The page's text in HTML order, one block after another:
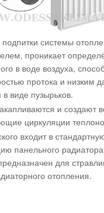
системы
проникает
в воде воздуха,
протока и низким
в виде пузырьков.
и создают
циркуляции
входит в
панельного
для
отопления.